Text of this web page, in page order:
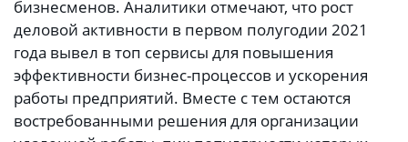
бизнесменов. Аналитики отмечают, что рост
деловой активности в первом полугодии 2021
года вывел в топ сервисы для повышения
эффективности бизнес-процессов и ускорения
работы предприятий. Вместе с тем остаются
востребованными решения для организации